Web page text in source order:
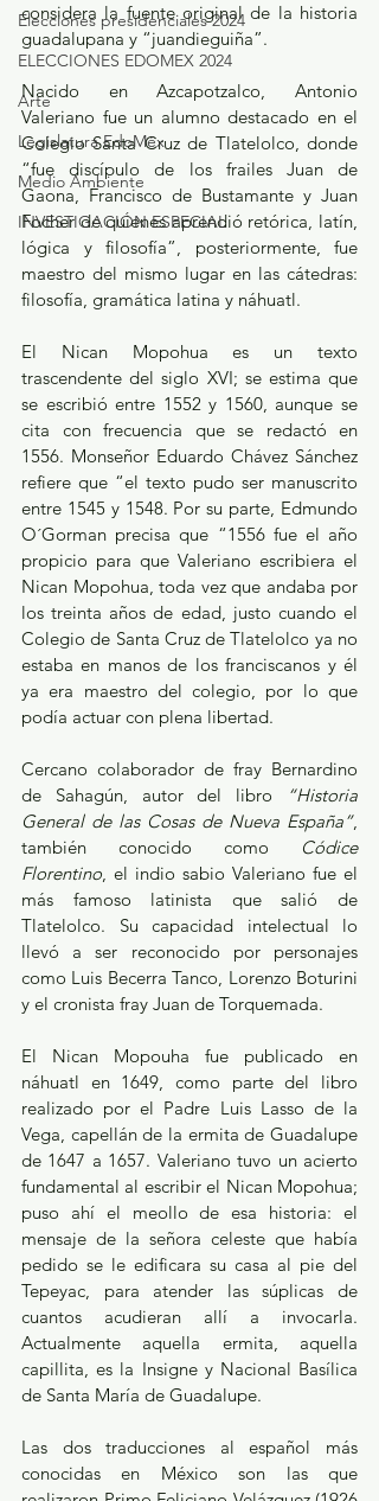
Elecciones presidenciales 2024
ELECCIONES EDOMEX 2024
Arte
Legislatura EdoMéx
Medio Ambiente
INVESTIGACIÓN ESPECIAL
considera la fuente original de la historia
guadalupana y “juandieguiña”.
Nacido en Azcapotzalco, Antonio
Valeriano fue un alumno destacado en el
Colegio Santa Cruz de Tlatelolco, donde
“fue discípulo de los frailes Juan de
Gaona, Francisco de Bustamante y Juan
Focher de quienes aprendió retórica, latín,
lógica y filosofía”, posteriormente, fue
maestro del mismo lugar en las cátedras:
filosofía, gramática latina y náhuatl.
El Nican Mopohua es un texto
trascendente del siglo XVI; se estima que
se escribió entre 1552 y 1560, aunque se
cita con frecuencia que se redactó en
1556. Monseñor Eduardo Chávez Sánchez
refiere que “el texto pudo ser manuscrito
entre 1545 y 1548. Por su parte, Edmundo
O´Gorman precisa que “1556 fue el año
propicio para que Valeriano escribiera el
Nican Mopohua, toda vez que andaba por
los treinta años de edad, justo cuando el
Colegio de Santa Cruz de Tlatelolco ya no
estaba en manos de los franciscanos y él
ya era maestro del colegio, por lo que
podía actuar con plena libertad.
Cercano colaborador de fray Bernardino
de Sahagún, autor del libro
“Historia
General de las Cosas de Nueva España”,
también conocido como
Códice
Florentino, el indio sabio Valeriano fue el
más famoso latinista que salió de
Tlatelolco. Su capacidad intelectual lo
llevó a ser reconocido por personajes
como Luis Becerra Tanco, Lorenzo Boturini
y el cronista fray Juan de Torquemada.
El Nican Mopouha fue publicado en
náhuatl en 1649, como parte del libro
realizado por el Padre Luis Lasso de la
Vega, capellán de la ermita de Guadalupe
de 1647 a 1657. Valeriano tuvo un acierto
fundamental al escribir el Nican Mopohua;
puso ahí el meollo de esa historia: el
mensaje de la señora celeste que había
pedido se le edificara su casa al pie del
Tepeyac, para atender las súplicas de
cuantos acudieran allí a invocarla.
Actualmente aquella ermita, aquella
capillita, es la Insigne y Nacional Basílica
de Santa María de Guadalupe.
Las dos traducciones al español más
conocidas en México son las que